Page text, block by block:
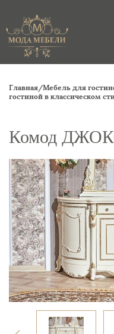
Главная/Мебель для
гостиной в классическом
Комод